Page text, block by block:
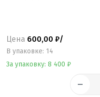
Цена 600,00 ₽/
B упаковке: 14
За упаковку: 8 400 ₽